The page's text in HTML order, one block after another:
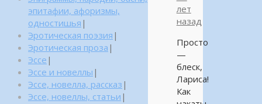
лет
назад
Просто
—
блеск,
Лариса!
Как
эпитафии, афоризмы,
одностишья |
Эротическая поэзия |
Эротическая проза |
Эссе |
Эссе и новеллы |
Эссе, новелла, рассказ |
Эссе, новеллы, статьи |